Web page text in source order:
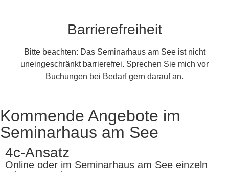
Barrierefreiheit
Bitte beachten: Das Seminarhaus am See ist nicht
uneingeschränkt barrierefrei. Sprechen Sie mich vor
Buchungen bei Bedarf gern darauf an.
Kommende Angebote im
Seminarhaus am See
4c-Ansatz
Online oder im Seminarhaus am See einzeln